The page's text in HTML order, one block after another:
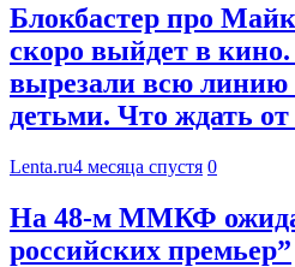
Блокбастер про
скоро выйдет в
вырезали всю линию
детьми. Что ждать
Lenta.ru4 месяца спустя 0
На 48-м ММКФ
российских премьер”